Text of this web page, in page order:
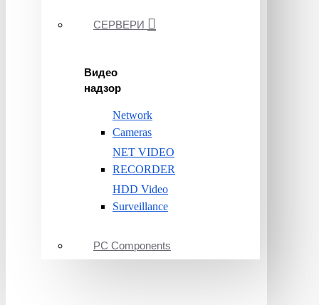
СЕРВЕРИ
Видео
надзор
Network
Cameras
NET VIDEO
RECORDER
HDD Video
Surveillance
PC Components